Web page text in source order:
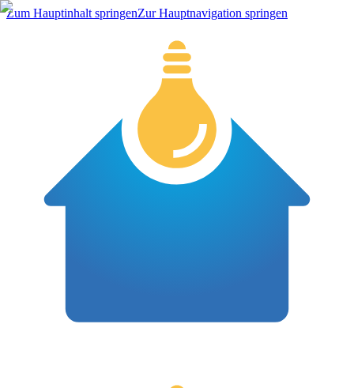
Zum Hauptinhalt springenZur Hauptnavigation springen